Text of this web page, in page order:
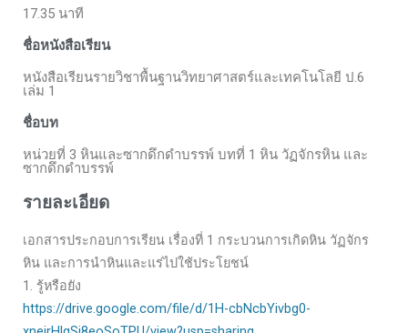
17.35 นาที
ชื่อหนังสือเรียน
หนังสือเรียนรายวิชาพื้นฐานวิทยาศาสตร์และเทคโนโลยี ป.6
เล่ม 1
ชื่อบท
หน่วยที่ 3 หินและซากดึกดำบรรพ์ บทที่ 1 หิน วัฏจักรหิน และ
ซากดึกดำบรรพ์
รายละเอียด
เอกสารประกอบการเรียน เรื่องที่ 1 กระบวนการเกิดหิน วัฏจักร
หิน และการนำหินและแร่ไปใช้ประโยชน์
1. รู้หรือยัง
https://drive.google.com/file/d/1H-cbNcbYivbg0-